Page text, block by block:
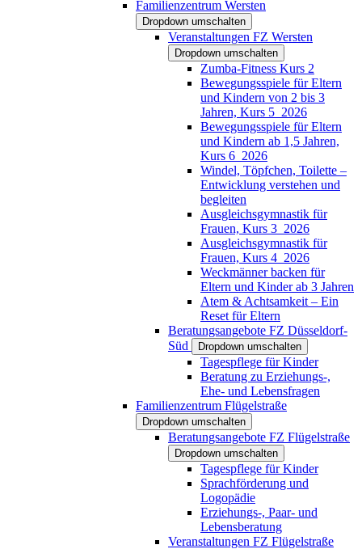
Familienzentrum Wersten
Dropdown umschalten
Veranstaltungen FZ Wersten
Dropdown umschalten
Zumba-Fitness Kurs 2
Bewegungsspiele für Eltern
und Kindern von 2 bis 3
Jahren, Kurs 5_2026
Bewegungsspiele für Eltern
und Kindern ab 1,5 Jahren,
Kurs 6_2026
Windel, Töpfchen, Toilette –
Entwicklung verstehen und
begleiten
Ausgleichsgymnastik für
Frauen, Kurs 3_2026
Ausgleichsgymnastik für
Frauen, Kurs 4_2026
Weckmänner backen für
Eltern und Kinder ab 3 Jahren
Atem & Achtsamkeit – Ein
Reset für Eltern
Beratungsangebote FZ Düsseldorf-
Süd
Dropdown umschalten
Tagespflege für Kinder
Beratung zu Erziehungs-,
Ehe- und Lebensfragen
Familienzentrum Flügelstraße
Dropdown umschalten
Beratungsangebote FZ Flügelstraße
Dropdown umschalten
Tagespflege für Kinder
Sprachförderung und
Logopädie
Erziehungs-, Paar- und
Lebensberatung
Veranstaltungen FZ Flügelstraße